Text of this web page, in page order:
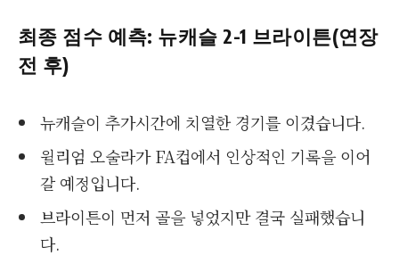
최종 점수 예측: 뉴캐슬 2-1 브라이튼(연장
전 후)
뉴캐슬이 추가시간에 치열한 경기를 이겼습니다.
윌리엄 오술라가 FA컵에서 인상적인 기록을 이어
갈 예정입니다.
브라이튼이 먼저 골을 넣었지만 결국 실패했습니
다.